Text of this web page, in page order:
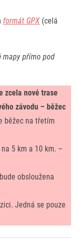
formát GPX (celá
mapy přímo pod
zcela nové trase
závodu – běžec
běžec na třetím
5 km a 10 km. –
obsloužena
Jedná se pouze